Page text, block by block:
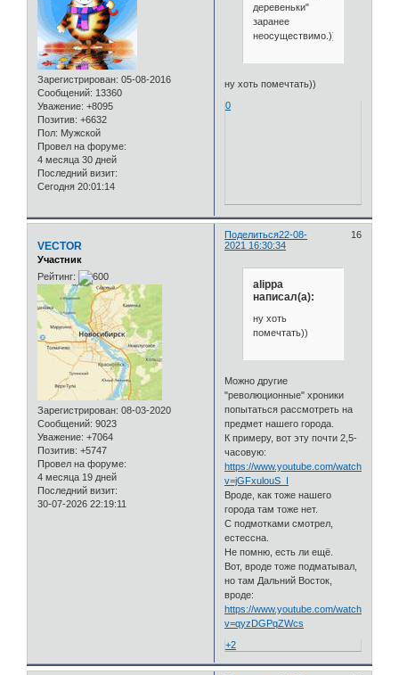
Зарегистрирован: 05-08-2016
Сообщений: 13360
Уважение: +8095
Позитив: +6632
Пол: Мужской
Провел на форуме:
4 месяца 30 дней
Последний визит:
Сегодня 20:01:14
деревеньки"
заранее
неосуществимо.)))
ну хоть помечтать))
0
Поделиться 16
22-08-
2021 16:30:34
VECTOR
Участник
Рейтинг:
Зарегистрирован: 08-03-2020
Сообщений: 9023
Уважение: +7064
Позитив: +5747
Провел на форуме:
4 месяца 19 дней
Последний визит:
30-07-2026 22:19:11
alippa
написал(а):
ну хоть
помечтать))
Можно другие
"революционные" хроники
попытаться рассмотреть на
предмет нашего города.
К примеру, вот эту почти 2,5-
часовую:
https://www.youtube.com/watch?
v=jGFxulouS_I
Вроде, как тоже нашего
города там тоже нет.
С подмотками смотрел,
естессна.
Не помню, есть ли ещё.
Вот, вроде тоже подматывал,
но там Дальний Восток,
вроде:
https://www.youtube.com/watch?
v=qyzDGPqZWcs
+2